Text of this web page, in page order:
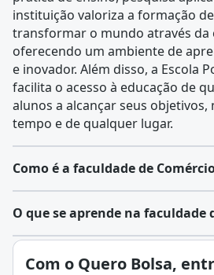
instituição valoriza a formação
transformar o mundo através da
oferecendo um ambiente de
e inovador. Além disso, a Escola
facilita o acesso à educação de
alunos a alcançar seus
tempo e de qualquer lugar.
Como é a faculdade de
O que se aprende na faculdade
Com o Quero Bolsa,